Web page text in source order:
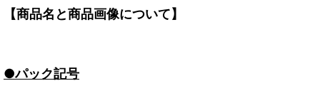
【商品名と商品画像について】
●パック記号